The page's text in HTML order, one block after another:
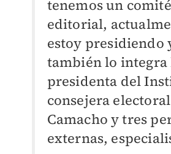
tenemos un comité
editorial,
estoy presidiendo
también lo integra
presidenta del
consejera
Camacho y tres
externas,